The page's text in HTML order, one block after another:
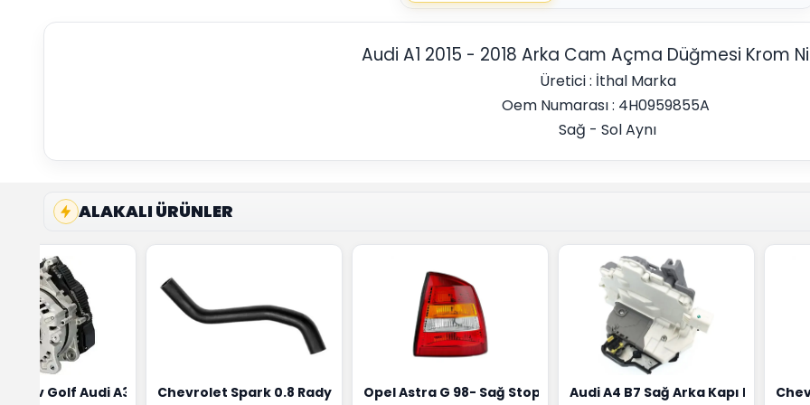
Audi A1 2015 - 2018 Arka Cam Açma Düğmesi Krom
Üretici : İthal Marka
Oem Numarası : 4H0959855A
Sağ - Sol Aynı
ALAKALI ÜRÜNLER
Bosch Marka 1628HN-0258010081
Wv Golf Audi A3 Şarj Alternatörü Valeo Marka 05E903018G
Chevrolet Spark 0.8 Radyatör Üst Hortumu Rapro Marka 96591464
Opel Astra G 98- Sağ Stop Lambası Depo Marka 6223020
Audi A4 B7 Sağ Arka Kapı Kilit